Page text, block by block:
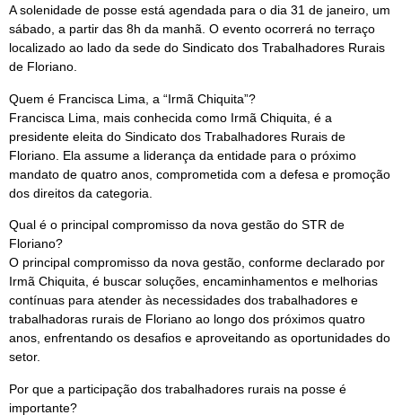
A solenidade de posse está agendada para o dia 31 de janeiro, um
sábado, a partir das 8h da manhã. O evento ocorrerá no terraço
localizado ao lado da sede do Sindicato dos Trabalhadores Rurais
de Floriano.
Quem é Francisca Lima, a “Irmã Chiquita”?
Francisca Lima, mais conhecida como Irmã Chiquita, é a
presidente eleita do Sindicato dos Trabalhadores Rurais de
Floriano. Ela assume a liderança da entidade para o próximo
mandato de quatro anos, comprometida com a defesa e promoção
dos direitos da categoria.
Qual é o principal compromisso da nova gestão do STR de
Floriano?
O principal compromisso da nova gestão, conforme declarado por
Irmã Chiquita, é buscar soluções, encaminhamentos e melhorias
contínuas para atender às necessidades dos trabalhadores e
trabalhadoras rurais de Floriano ao longo dos próximos quatro
anos, enfrentando os desafios e aproveitando as oportunidades do
setor.
Por que a participação dos trabalhadores rurais na posse é
importante?